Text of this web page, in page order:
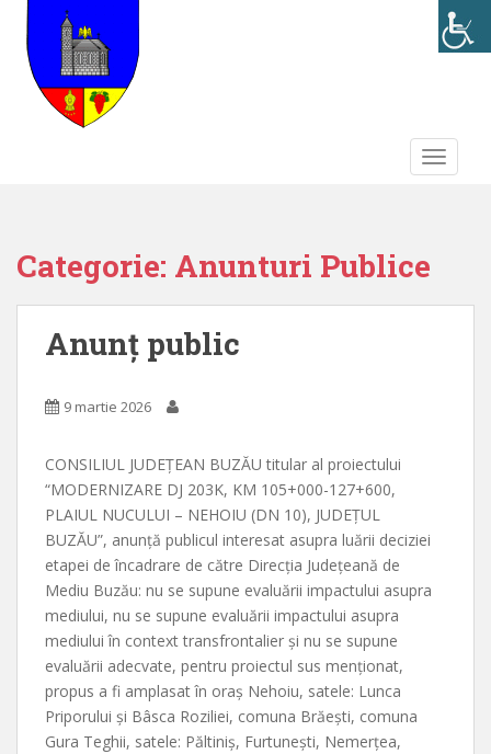
Categorie: Anunturi Publice
Anunț public
9 martie 2026
CONSILIUL JUDEȚEAN BUZĂU titular al proiectului
“MODERNIZARE DJ 203K, KM 105+000-127+600,
PLAIUL NUCULUI – NEHOIU (DN 10), JUDEȚUL
BUZĂU”, anunță publicul interesat asupra luării deciziei
etapei de încadrare de către Direcția Județeană de
Mediu Buzău: nu se supune evaluării impactului asupra
mediului, nu se supune evaluării impactului asupra
mediului în context transfrontalier și nu se supune
evaluării adecvate, pentru proiectul sus menționat,
propus a fi amplasat în oraș Nehoiu, satele: Lunca
Priporului și Bâsca Roziliei, comuna Brăești, comuna
Gura Teghii, satele: Păltiniș, Furtunești, Nemerțea,